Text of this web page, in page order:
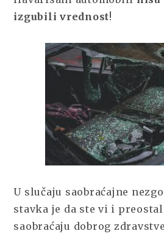
izgubili vrednost!
U slučaju saobraćajne
stavka je da ste vi i
saobraćaju dobrog